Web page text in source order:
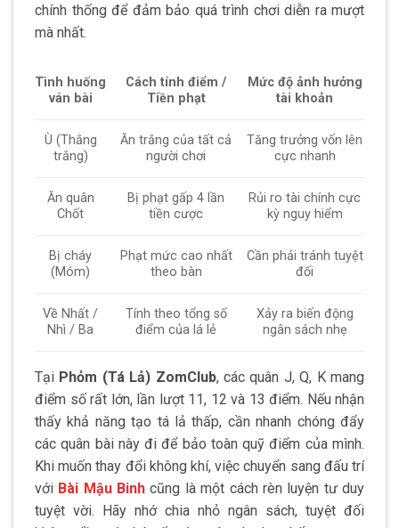
chính thống để đảm bảo quá trình chơi diễn ra mượt
mà nhất.
Tình huống
ván bài
Cách tính điểm /
Tiền phạt
Mức độ ảnh hưởng
tài khoản
Ù (Thắng
trắng)
Ăn trắng của tất cả
người chơi
Tăng trưởng vốn lên
cực nhanh
Ăn quân
Chốt
Bị phạt gấp 4 lần
tiền cược
Rủi ro tài chính cực
kỳ nguy hiểm
Bị cháy
(Móm)
Phạt mức cao nhất
theo bàn
Cần phải tránh tuyệt
đối
Về Nhất /
Nhì / Ba
Tính theo tổng số
điểm của lá lẻ
Xảy ra biến động
ngân sách nhẹ
Tại Phỏm (Tá Lả) ZomClub, các quân J, Q, K mang
điểm số rất lớn, lần lượt 11, 12 và 13 điểm. Nếu nhận
thấy khả năng tạo tá lả thấp, cần nhanh chóng đẩy
các quân bài này đi để bảo toàn quỹ điểm của mình.
Khi muốn thay đổi không khí, việc chuyển sang đấu trí
với Bài Mậu Binh cũng là một cách rèn luyện tư duy
tuyệt vời. Hãy nhớ chia nhỏ ngân sách, tuyệt đối